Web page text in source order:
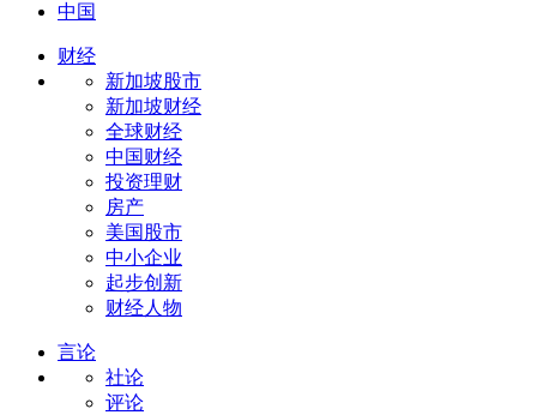
中国
财经
新加坡股市
新加坡财经
全球财经
中国财经
投资理财
房产
美国股市
中小企业
起步创新
财经人物
言论
社论
评论